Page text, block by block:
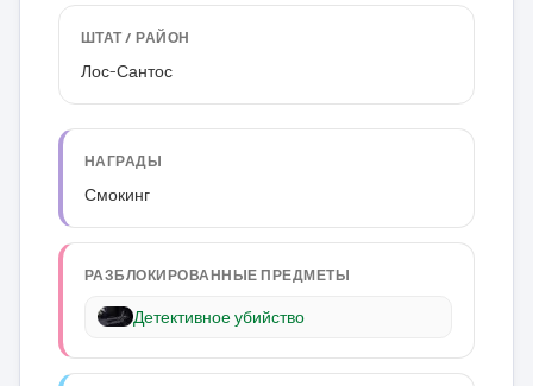
ШТАТ / РАЙОН
Лос-Сантос
НАГРАДЫ
Смокинг
РАЗБЛОКИРОВАННЫЕ ПРЕДМЕТЫ
Детективное убийство